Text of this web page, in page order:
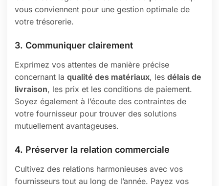
vous conviennent pour une gestion optimale de
votre trésorerie.
3. Communiquer clairement
Exprimez vos attentes de manière précise
concernant la qualité des matériaux, les délais de
livraison, les prix et les conditions de paiement.
Soyez également à l’écoute des contraintes de
votre fournisseur pour trouver des solutions
mutuellement avantageuses.
4. Préserver la relation commerciale
Cultivez des relations harmonieuses avec vos
fournisseurs tout au long de l’année. Payez vos